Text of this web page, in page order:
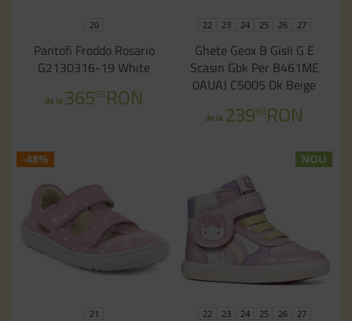
20
Pantofi Froddo Rosario
G2130316-19 White
de la 36595RON
22 23 24 25 26 27
Ghete Geox B Gisli G E
Scasin Gbk Per B461ME
0AUAJ C5005 Dk Beige
de la 23990RON
-48%
21
NOU
22 23 24 25 26 27